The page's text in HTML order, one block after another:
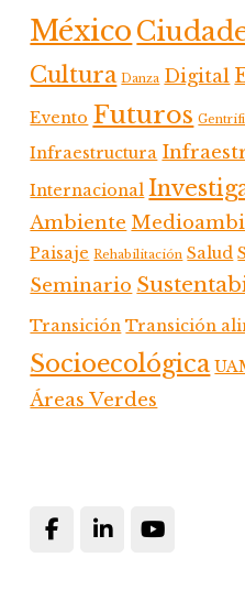
México
Cultura Danza Digital
Evento Futuros
Infraestructura
Internacional
Ambiente
Paisaje Rehabilitación Salud
Seminario
Transición Transición
Socioecológica
Áreas Verdes